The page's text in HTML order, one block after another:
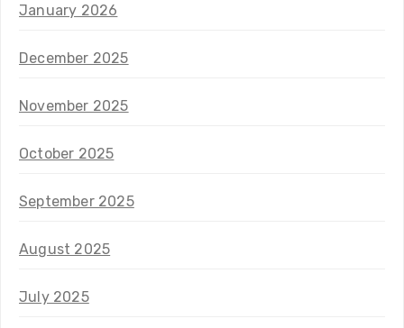
January 2026
December 2025
November 2025
October 2025
September 2025
August 2025
July 2025